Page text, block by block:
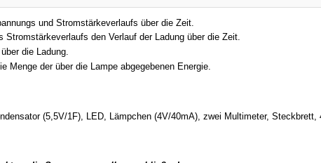
und Stromstärkeverlaufs über die Zeit.
Stromstärkeverlaufs den Verlauf der Ladung über die Zeit.
die Ladung.
Menge der über die Lampe abgegebenen Energie.
(5,5V/1F), LED, Lämpchen (4V/40mA), zwei Multimeter,